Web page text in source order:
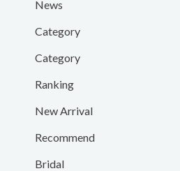
News
Category
Category
Ranking
New Arrival
Recommend
Bridal